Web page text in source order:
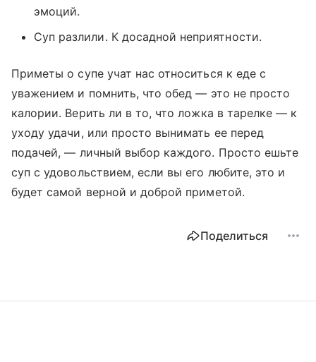
эмоций.
Суп разлили. К досадной неприятности.
Приметы о супе учат нас относиться к еде с
уважением и помнить, что обед — это не просто
калории. Верить ли в то, что ложка в тарелке — к
уходу удачи, или просто вынимать ее перед
подачей, — личный выбор каждого. Просто ешьте
суп с удовольствием, если вы его любите, это и
будет самой верной и доброй приметой.
Поделиться